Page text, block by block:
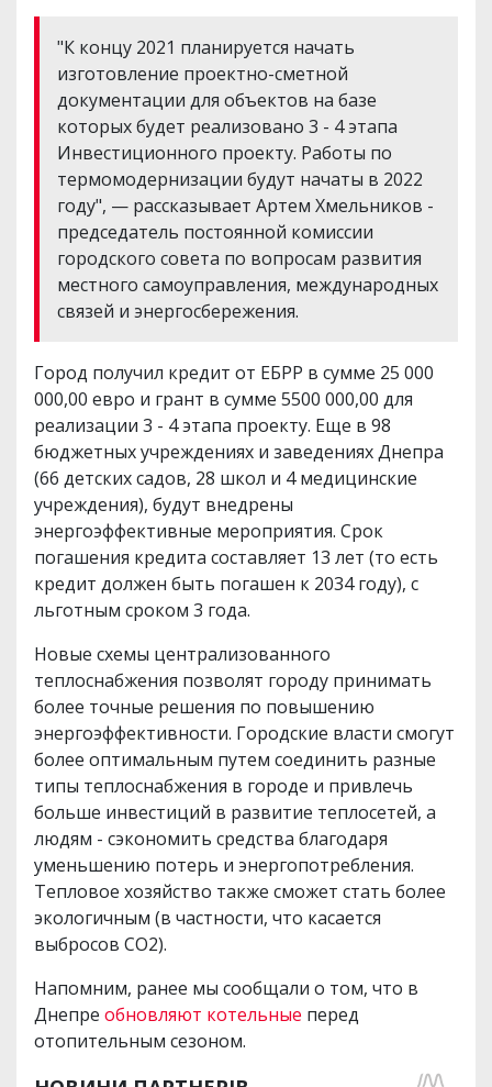
"К концу 2021 планируется начать
изготовление проектно-сметной
документации для объектов на базе
которых будет реализовано 3 - 4 этапа
Инвестиционного проекту. Работы по
термомодернизации будут начаты в 2022
году", — рассказывает Артем Хмельников -
председатель постоянной комиссии
городского совета по вопросам развития
местного самоуправления, международных
связей и энергосбережения.
Город получил кредит от ЕБРР в сумме 25 000
000,00 евро и грант в сумме 5500 000,00 для
реализации 3 - 4 этапа проекту. Еще в 98
бюджетных учреждениях и заведениях Днепра
(66 детских садов, 28 школ и 4 медицинские
учреждения), будут внедрены
энергоэффективные мероприятия. Срок
погашения кредита составляет 13 лет (то есть
кредит должен быть погашен к 2034 году), с
льготным сроком 3 года.
Новые схемы централизованного
теплоснабжения позволят городу принимать
более точные решения по повышению
энергоэффективности. Городские власти смогут
более оптимальным путем соединить разные
типы теплоснабжения в городе и привлечь
больше инвестиций в развитие теплосетей, а
людям - сэкономить средства благодаря
уменьшению потерь и энергопотребления.
Тепловое хозяйство также сможет стать более
экологичным (в частности, что касается
выбросов СО2).
Напомним, ранее мы сообщали о том, что в
Днепре обновляют котельные перед
отопительным сезоном.